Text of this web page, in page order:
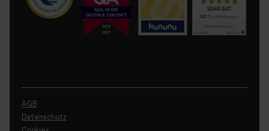
AGB
Datenschutz